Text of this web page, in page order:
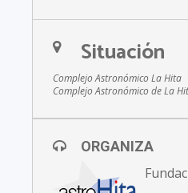
Situación
Complejo Astronómico La Hita
Complejo Astronómico de La
ORGANIZA